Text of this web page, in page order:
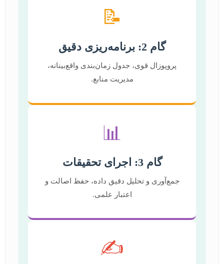
📝
گام 2: برنامه‌ریزی دقیق
پروپوزال قوی، جدول زمان‌بندی واقع‌بینانه،
مدیریت منابع.
📊
گام 3: اجرای تحقیقات
جمع‌آوری و تحلیل دقیق داده، حفظ اصالت و
اعتبار علمی.
✍️